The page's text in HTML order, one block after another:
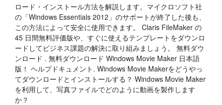
ロード・インストール方法を解説します。マイクロソフト社
の「Windows Essentials 2012」のサポートが終了した後も、
この方法によって安全に使用できます。 Claris FileMaker の
45 日間無料評価版や、すぐに使えるテンプレートをダウンロ
ードしてビジネス課題の解決に取り組みましょう。 無料ダウ
ンロード . 無料ダウンロード Windows Movie Maker 日本語
版！ ヘルプドキュメント. Windows Movie Makerをどうやっ
てダウンロードとインストールする？ Windows Movie Maker
を利用して、写真ファイルでどのように動画を製作します
か？